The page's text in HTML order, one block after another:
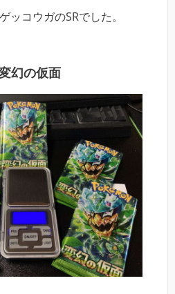
ッコウガのSRでした。
幻の仮面